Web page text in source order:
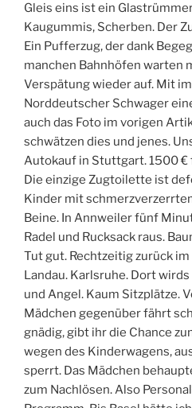
Gleis eins ist ein
Kaugummis, Scherben. Der
Ein Pufferzug, der dank
manchen Bahnhöfen warten
Verspätung wieder auf. Mit
Norddeutscher Schwager
auch das Foto im vorigen
schwätzen dies und jenes.
Autokauf in Stuttgart. 1500 €
Die einzige Zugtoilette ist
Kinder mit
Beine. In Annweiler fünf
Radel und Rucksack raus.
Tut gut. Rechtzeitig zurück im
Landau. Karlsruhe. Dort
und Angel. Kaum Sitzplätze.
Mädchen gegenüber fährt
gnädig, gibt ihr die Chance
wegen des Kinderwagens,
sperrt. Das Mädchen
zum Nachlösen. Also